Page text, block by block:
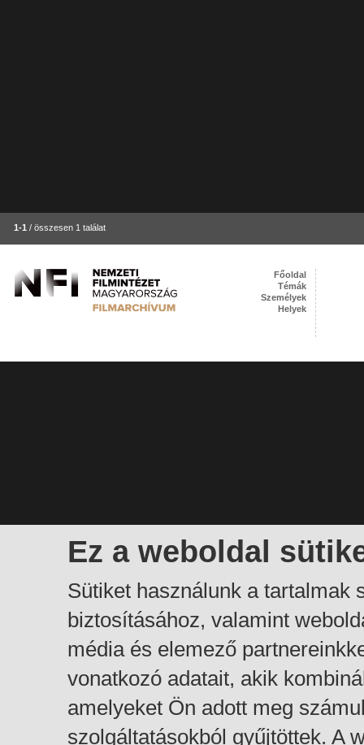
1-1 / összesen 1 találat
Ez a weboldal
Sütiket használunk a tartalmak
biztosításához, valamint
média és elemező
vonatkozó adatait, akik
amelyeket Ön adott meg
szolgáltatásokból gyűjtöttek. A
Főoldal
Témák
Személyek
Helyek